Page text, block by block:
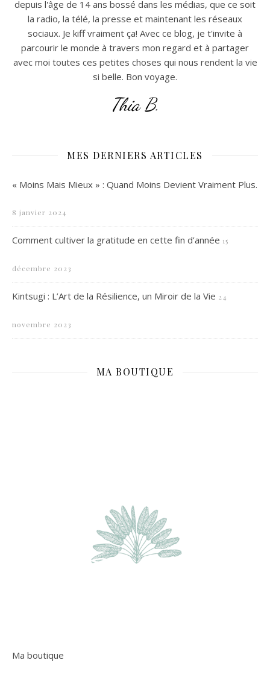
depuis l'âge de 14 ans bossé dans les médias, que ce soit
la radio, la télé, la presse et maintenant les réseaux
sociaux. Je kiff vraiment ça! Avec ce blog, je t'invite à
parcourir le monde à travers mon regard et à partager
avec moi toutes ces petites choses qui nous rendent la vie
si belle. Bon voyage.
Thia B.
MES DERNIERS ARTICLES
« Moins Mais Mieux » : Quand Moins Devient Vraiment Plus.
8 janvier 2024
Comment cultiver la gratitude en cette fin d’année 15
décembre 2023
Kintsugi : L’Art de la Résilience, un Miroir de la Vie 24
novembre 2023
MA BOUTIQUE
Ma boutique